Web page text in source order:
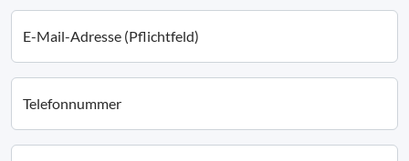
Telefonnummer
E-Mail-Adresse (Pflichtfeld)